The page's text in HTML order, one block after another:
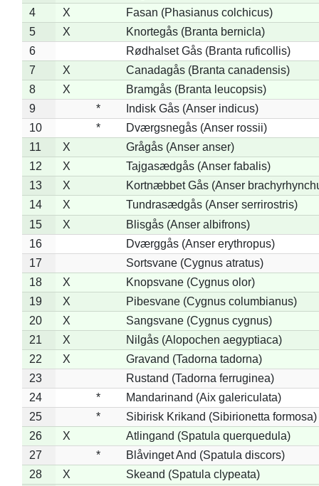
4
X
Fasan (Phasianus colchicus)
5
X
Knortegås (Branta bernicla)
6
Rødhalset Gås (Branta ruficollis)
7
X
Canadagås (Branta canadensis)
8
X
Bramgås (Branta leucopsis)
9
*
Indisk Gås (Anser indicus)
10
*
Dværgsnegås (Anser rossii)
11
X
Grågås (Anser anser)
12
X
Tajgasædgås (Anser fabalis)
13
X
Kortnæbbet Gås (Anser
14
X
Tundrasædgås (Anser serrirostris)
15
X
Blisgås (Anser albifrons)
16
Dværggås (Anser erythropus)
17
Sortsvane (Cygnus atratus)
18
X
Knopsvane (Cygnus olor)
19
X
Pibesvane (Cygnus columbianus)
20
X
Sangsvane (Cygnus cygnus)
21
X
Nilgås (Alopochen aegyptiaca)
22
X
Gravand (Tadorna tadorna)
23
Rustand (Tadorna ferruginea)
24
*
Mandarinand (Aix galericulata)
25
*
Sibirisk Krikand (Sibirionetta formosa)
26
X
Atlingand (Spatula querquedula)
27
*
Blåvinget And (Spatula discors)
28
X
Skeand (Spatula clypeata)